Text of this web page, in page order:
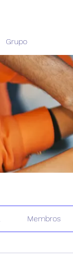
Grupo
Membros